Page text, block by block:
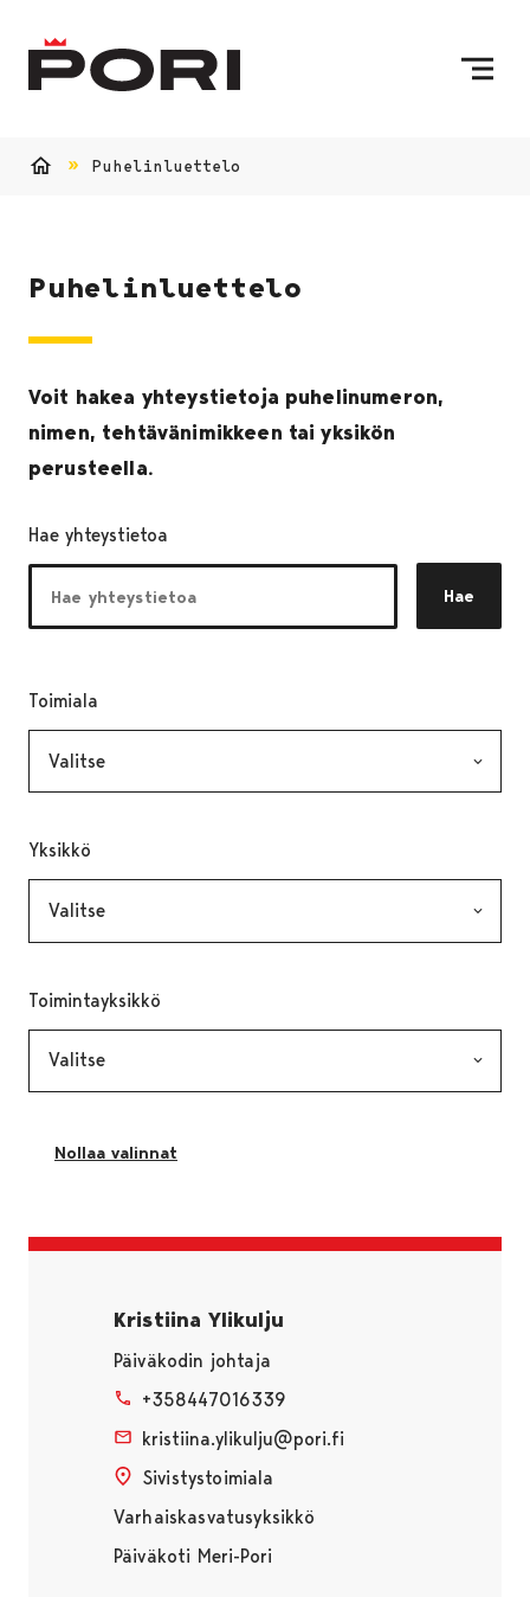
Puhelinluettelo
Puhelinluettelo
Voit hakea yhteystietoja puhelinumeron,
nimen, tehtävänimikkeen tai yksikön
perusteella.
Hae yhteystietoa
Hae
Toimiala
Yksikkö
Toimintayksikkö
Nollaa valinnat
Sivu latautuu uudestaan ilman suodatuksia
Kristiina Ylikulju
Päiväkodin johtaja
+358447016339
kristiina.ylikulju@pori.fi
Sivistystoimiala
Varhaiskasvatusyksikkö
Päiväkoti Meri-Pori